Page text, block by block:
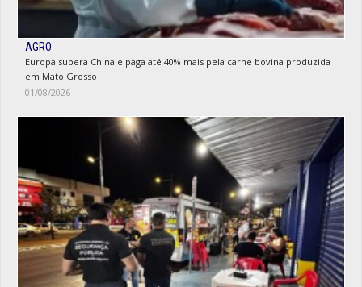
AGRO
Europa supera China e paga até 40% mais pela carne bovina produzida
em Mato Grosso
01/08/2026